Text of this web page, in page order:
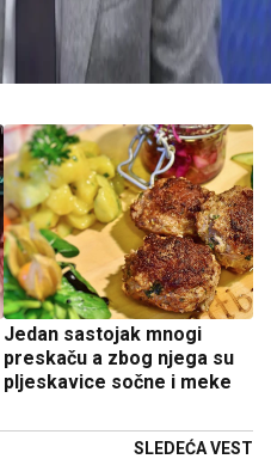
Jedan sastojak mnogi
preskaču a zbog njega su
pljeskavice sočne i meke
SLEDEĆA VEST